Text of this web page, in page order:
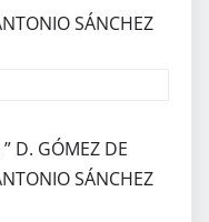
SÁNCHEZ
D. GÓMEZ DE
SÁNCHEZ